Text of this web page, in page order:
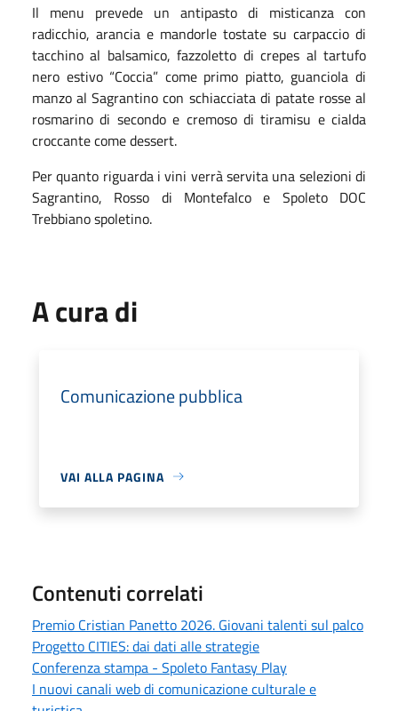
Il menu prevede un antipasto di misticanza con
radicchio, arancia e mandorle tostate su carpaccio di
tacchino al balsamico, fazzoletto di crepes al tartufo
nero estivo “Coccia” come primo piatto, guanciola di
manzo al Sagrantino con schiacciata di patate rosse al
rosmarino di secondo e cremoso di tiramisu e cialda
croccante come dessert.
Per quanto riguarda i vini verrà servita una selezioni di
Sagrantino, Rosso di Montefalco e Spoleto DOC
Trebbiano spoletino.
A cura di
Comunicazione pubblica
VAI ALLA PAGINA
Contenuti correlati
Premio Cristian Panetto 2026. Giovani talenti sul palco
Progetto CITIES: dai dati alle strategie
Conferenza stampa - Spoleto Fantasy Play
I nuovi canali web di comunicazione culturale e